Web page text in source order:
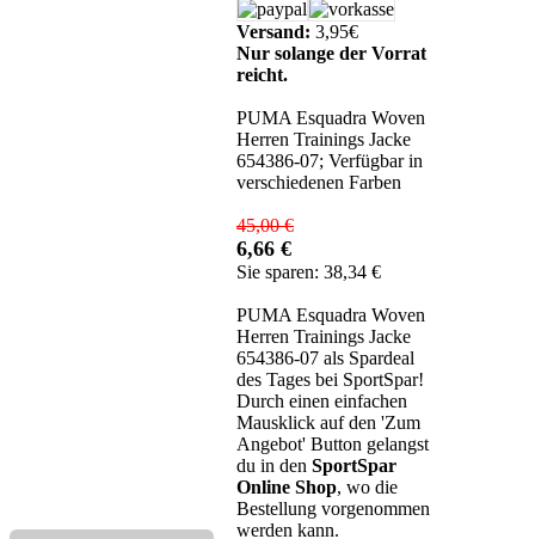
Versand: 3,95€
Nur solange der Vorrat
reicht.
PUMA Esquadra Woven
Herren Trainings Jacke
654386-07; Verfügbar in
verschiedenen Farben
45,00 €
6,66 €
Sie sparen: 38,34 €
PUMA Esquadra Woven
Herren Trainings Jacke
654386-07 als Spardeal
des Tages bei SportSpar!
Durch einen einfachen
Mausklick auf den 'Zum
Angebot' Button gelangst
du in den SportSpar
Online Shop, wo die
Bestellung vorgenommen
werden kann.